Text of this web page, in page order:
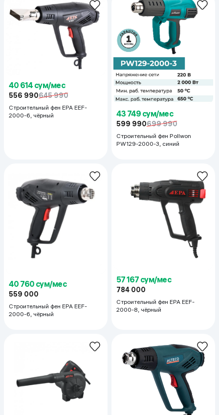
40 614 сум/мес
556 990645 990
Строительный фен EPA EEF-
2000-6, чёрный
43 749 сум/мес
599 990699 990
Строительный фен Pollwon
PW129-2000-3, синий
40 760 сум/мес
559 000
Строительный фен EPA EEF-
2000-6, чёрный
57 167 сум/мес
784 000
Строительный фен EPA EEF-
2000-8, чёрный